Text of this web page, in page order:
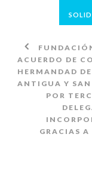
ACUERDO DE
HERMANDAD
ANTIGUA Y
POR
GRACIAS